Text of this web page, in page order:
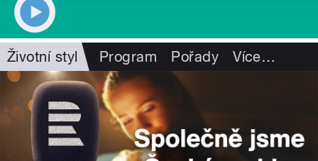
Životní styl Program Pořady Více…